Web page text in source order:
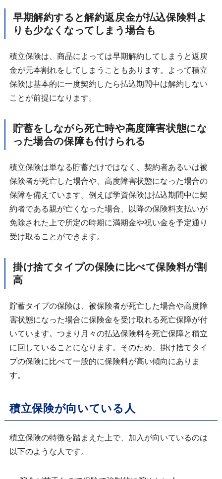
早期解約すると解約返戻金が払込保険料よ
りも少なくなってしまう場合も
積立保険は、商品によっては早期解約してしまうと返戻
金が元本割れをしてしまうこともあります。よって積立
保険は基本的に一度契約したら払込期間中は解約しない
ことが前提になります。
貯蓄をしながら死亡時や高度障害状態にな
った場合の保障も付けられる
積立保険は単なる貯蓄だけではなく、契約者あるいは被
保険者が死亡した場合や、高度障害状態になった場合の
保障を備えています。例えば学資保険は払込期間中に契
約者である親が亡くなった場合、以降の保険料支払いが
免除された上で所定の時期に満期金や祝い金を予定通り
受け取ることができます。
掛け捨てタイプの保険に比べて保険料が割
高
貯蓄タイプの保険は、被保険者が死亡した場合や高度障
害状態になった場合に保険金を受け取れる死亡保障が付
いています。つまり月々の払込保険料を死亡保障と積立
に回していることになります。そのため、掛け捨てタイ
プの保険に比べて一般的に保険料が高い傾向にありま
す。
積立保険が向いている人
積立保険の特徴を踏まえた上で、加入が向いているのは
以下のような人です。